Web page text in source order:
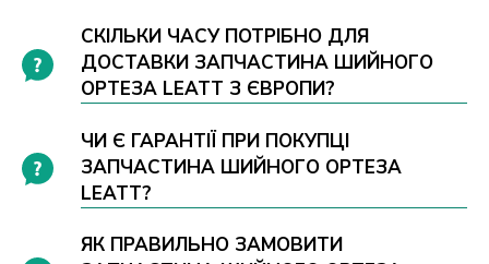
СКІЛЬКИ ЧАСУ ПОТРІБНО ДЛЯ
ДОСТАВКИ ЗАПЧАСТИНА ШИЙНОГО
ОРТЕЗА LEATT З ЄВРОПИ?
ЧИ Є ГАРАНТІЇ ПРИ ПОКУПЦІ
ЗАПЧАСТИНА ШИЙНОГО ОРТЕЗА
LEATT?
ЯК ПРАВИЛЬНО ЗАМОВИТИ